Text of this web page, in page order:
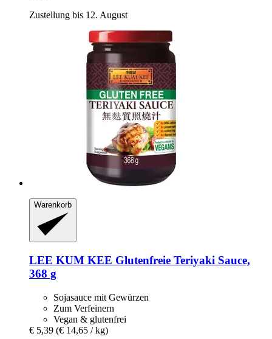
Zustellung bis 12. August
Warenkorb
LEE KUM KEE Glutenfreie Teriyaki Sauce,
368 g
Sojasauce mit Gewürzen
Zum Verfeinern
Vegan & glutenfrei
€ 5,39 (€ 14,65 / kg)